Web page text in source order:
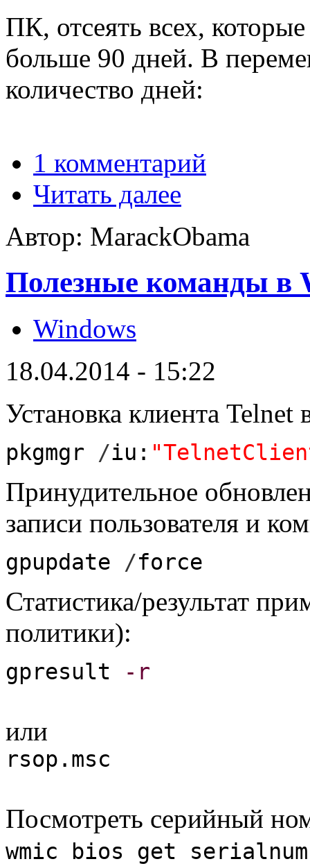
ПК, отсеять всех,
больше 90 дней. В
количество дней:
1 комментарий
Читать далее
Автор: MarackObama
Полезные команды в
Windows
18.04.2014 - 15:22
Установка клиента
pkgmgr /iu:
Принудительное
записи пользователя и
gpupdate /force
Статистика/результат
политики):
gpresult -r
или
rsop.msc
Посмотреть серийный
wmic bios get